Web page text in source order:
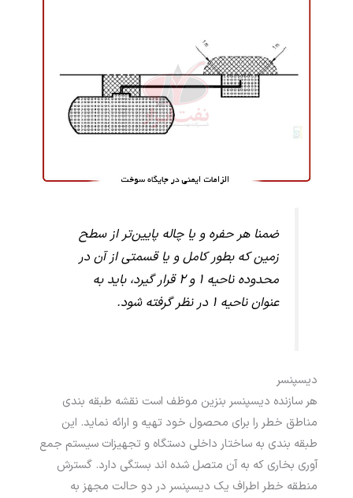
ضمنا هر حفره و یا چاله پایین­‌تر از سطح
زمین که بطور کامل و یا قسمتی از آن در
محدوده­ ناحیه ۱ و ۲ قرار گیرد، باید به
عنوان ناحیه ۱ در نظر گرفته شود.
دیسپنسر
هر سازنده دیسپنسر بنزین موظف است نقشه طبقه بندی
مناطق خطر را برای محصول خود تهیه و ارائه نماید. این
طبقه بندی به ساختار داخلی دستگاه و تجهیزات سیستم جمع
آوری بخاری که به آن متصل شده اند بستگی دارد. گسترش
منطقه خطر اطراف یک دیسپنسر در دو حالت مجهز به